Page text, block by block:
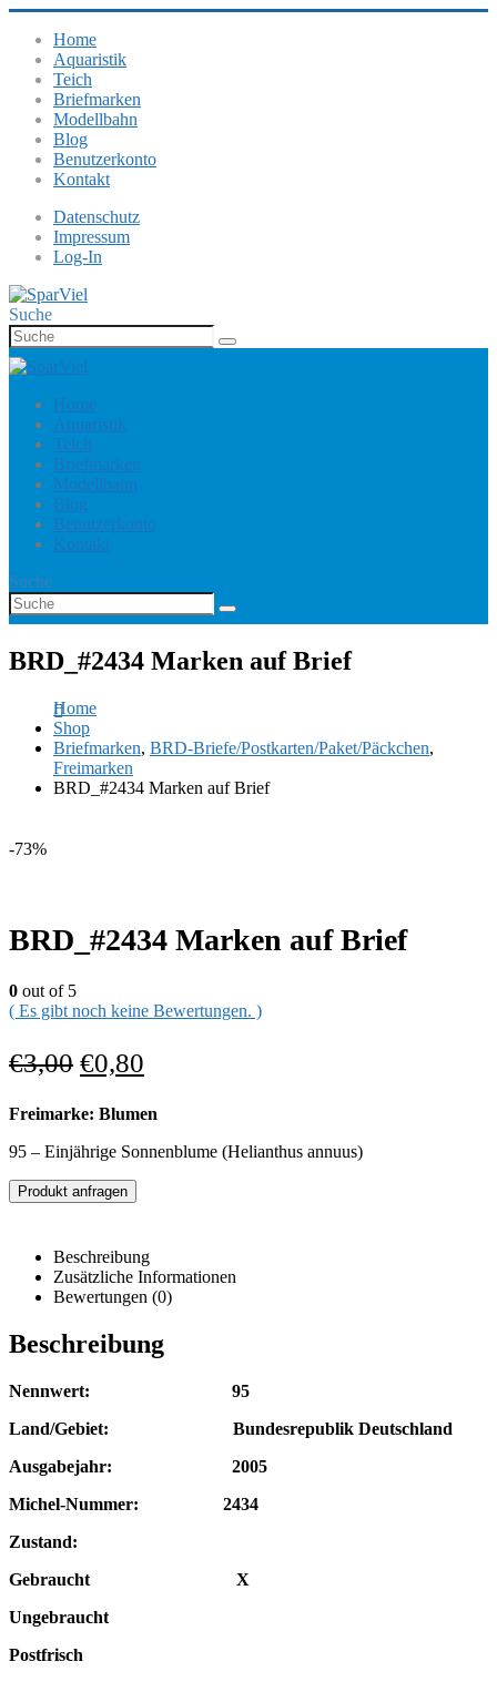
Home
Aquaristik
Teich
Briefmarken
Modellbahn
Blog
Benutzerkonto
Kontakt
Datenschutz
Impressum
Log-In
Suche
Home
Aquaristik
Teich
Briefmarken
Modellbahn
Blog
Benutzerkonto
Kontakt
Suche
BRD_#2434 Marken auf Brief
Home
Shop
Briefmarken, BRD-Briefe/Postkarten/Paket/Päckchen,
Freimarken
BRD_#2434 Marken auf Brief
-73%
BRD_#2434 Marken auf Brief
0 out of 5
( Es gibt noch keine Bewertungen. )
€3,00 €0,80
Freimarke: Blumen
95 – Einjährige Sonnenblume (Helianthus annuus)
Produkt anfragen
Beschreibung
Zusätzliche Informationen
Bewertungen (0)
Beschreibung
Nennwert: 95
Land/Gebiet: Bundesrepublik Deutschland
Ausgabejahr: 2005
Michel-Nummer: 2434
Zustand:
Gebraucht X
Ungebraucht
Postfrisch